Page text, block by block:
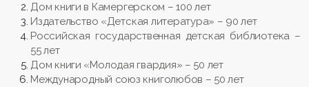
Дом книги в Камергерском – 100 лет
Издательство «Детская литература» – 90 лет
Российская государственная детская библиотека –
55 лет
Дом книги «Молодая гвардия» – 50 лет
Международный союз книголюбов – 50 лет